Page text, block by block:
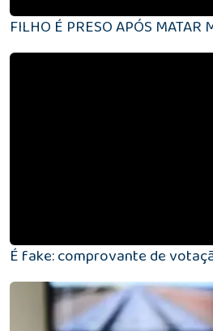
FILHO É PRESO APÓS
É fake: comprovante de